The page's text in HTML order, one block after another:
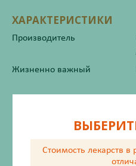
ХАРАКТЕРИСТИКИ
Производитель
Жизненно важный
Стоимость лекарств в